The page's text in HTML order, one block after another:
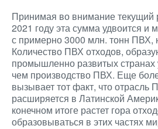
Принимая во внимание текущий
2021 году эта сумма удвоится и
с примерно 3000 млн. тонн ПВХ,
Количество ПВХ отходов,
промышленно развитых странах
чем производство ПВХ. Еще
вызывает тот факт, что отрасль
расширяется в Латинской
конечном итоге растет гора
образовываться в этих частях